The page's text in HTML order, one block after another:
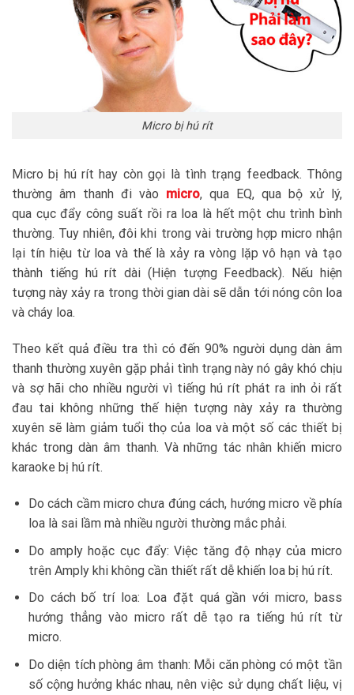
Micro bị hú rít
Micro bị hú rít hay còn gọi là tình trạng feedback. Thông
thường âm thanh đi vào micro, qua EQ, qua bộ xử lý,
qua cục đẩy công suất rồi ra loa là hết một chu trình bình
thường. Tuy nhiên, đôi khi trong vài trường hợp micro nhận
lại tín hiệu từ loa và thế là xảy ra vòng lặp vô hạn và tạo
thành tiếng hú rít dài (Hiện tượng Feedback). Nếu hiện
tượng này xảy ra trong thời gian dài sẽ dẫn tới nóng côn loa
và cháy loa.
Theo kết quả điều tra thì có đến 90% người dụng dàn âm
thanh thường xuyên gặp phải tình trạng này nó gây khó chịu
và sợ hãi cho nhiều người vì tiếng hú rít phát ra inh ỏi rất
đau tai không những thế hiện tượng này xảy ra thường
xuyên sẽ làm giảm tuổi thọ của loa và một số các thiết bị
khác trong dàn âm thanh. Và những tác nhân khiến micro
karaoke bị hú rít.
Do cách cầm micro chưa đúng cách, hướng micro về phía
loa là sai lầm mà nhiều người thường mắc phải.
Do amply hoặc cục đẩy: Việc tăng độ nhạy của micro
trên Amply khi không cần thiết rất dễ khiến loa bị hú rít.
Do cách bố trí loa: Loa đặt quá gần với micro, bass
hướng thẳng vào micro rất dễ tạo ra tiếng hú rít từ
micro.
Do diện tích phòng âm thanh: Mỗi căn phòng có một tần
số cộng hưởng khác nhau, nên việc sử dụng chất liệu, vị